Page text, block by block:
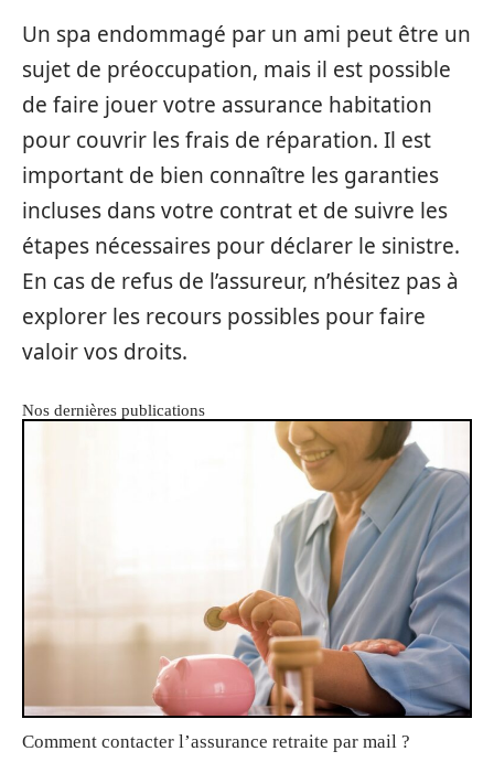
Un spa endommagé par un ami peut être un
sujet de préoccupation, mais il est possible
de faire jouer votre assurance habitation
pour couvrir les frais de réparation. Il est
important de bien connaître les garanties
incluses dans votre contrat et de suivre les
étapes nécessaires pour déclarer le sinistre.
En cas de refus de l’assureur, n’hésitez pas à
explorer les recours possibles pour faire
valoir vos droits.
Nos dernières publications
Comment contacter l’assurance retraite par mail ?